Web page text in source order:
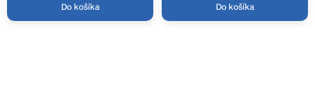
Do košíka Do košíka